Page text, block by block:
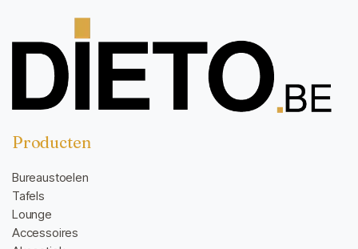
Producten
Bureaustoelen
Tafels
Lounge
Accessoires